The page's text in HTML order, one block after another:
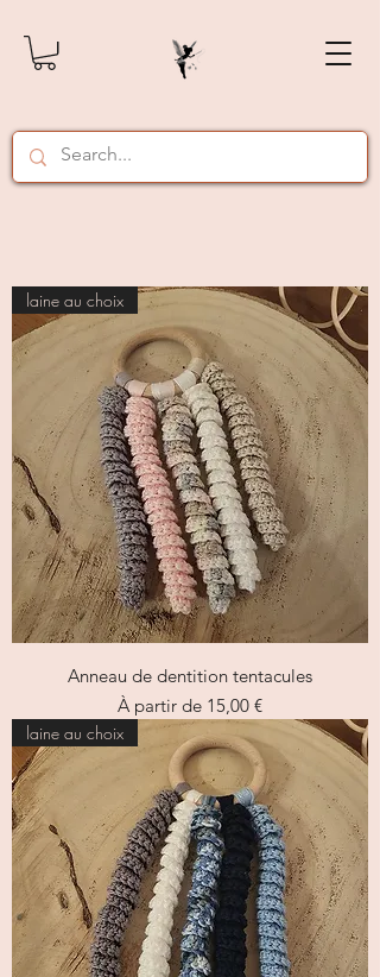
laine au choix
Anneau de dentition tentacules
À partir de 15,00 €
Prix promotionnel
laine au choix